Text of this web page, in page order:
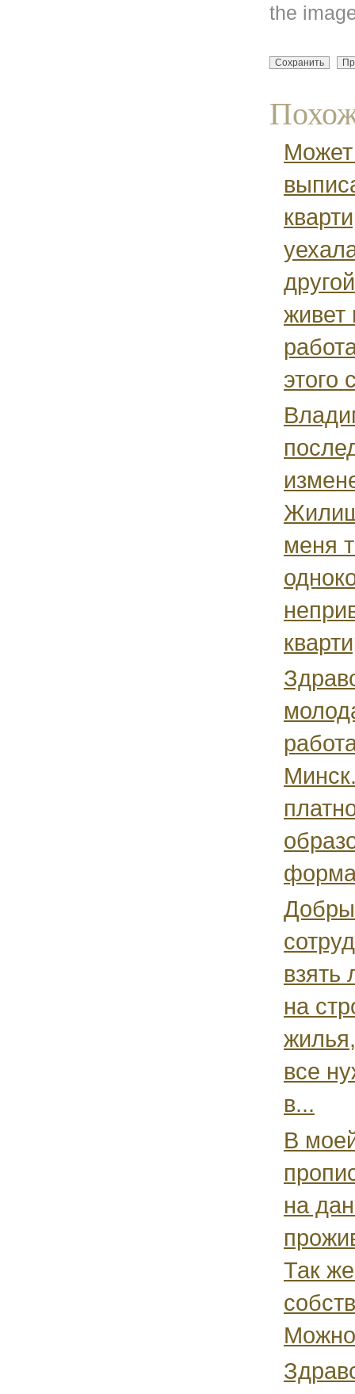
the
живет
этого
меня
взять
на
все
в...
В
на
Так
Можно